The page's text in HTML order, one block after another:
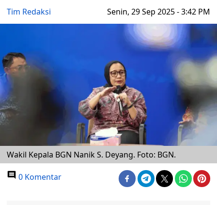
Tim Redaksi Senin, 29 Sep 2025 - 3:42 PM
Wakil Kepala BGN Nanik S. Deyang. Foto: BGN.
0 Komentar